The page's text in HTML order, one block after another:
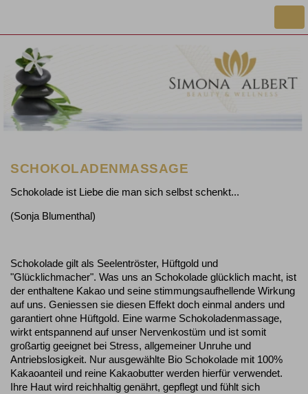
SCHOKOLADENMASSAGE
Schokolade ist Liebe die man sich selbst schenkt...
(Sonja Blumenthal)
Schokolade gilt als Seelentröster, Hüftgold und
"Glücklichmacher". Was uns an Schokolade glücklich macht, ist
der enthaltene Kakao und seine stimmungsaufhellende Wirkung
auf uns. Geniessen sie diesen Effekt doch einmal anders und
garantiert ohne Hüftgold. Eine warme Schokoladenmassage,
wirkt entspannend auf unser Nervenkostüm und ist somit
großartig geeignet bei Stress, allgemeiner Unruhe und
Antriebslosigkeit. Nur ausgewählte Bio Schokolade mit 100%
Kakaoanteil und reine Kakaobutter werden hierfür verwendet.
Ihre Haut wird reichhaltig genährt, gepflegt und fühlt sich